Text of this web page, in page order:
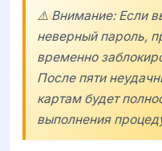
⚠️ Внимание: Если
неверный пароль,
временно
После пяти
картам будет
выполнения